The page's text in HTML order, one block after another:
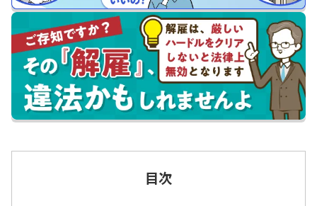
目次